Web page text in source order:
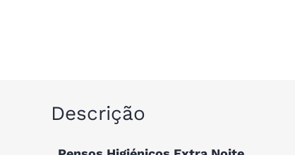
Descrição